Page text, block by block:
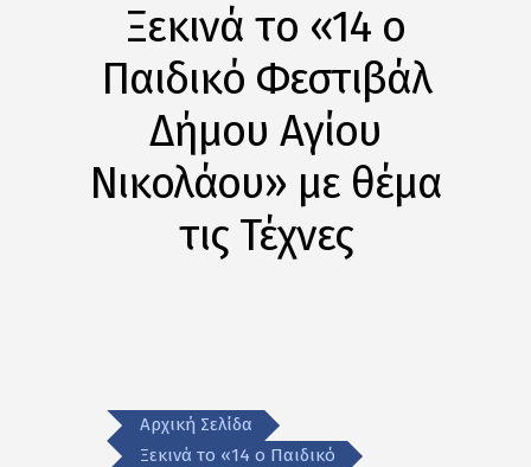
Ξεκινά τo «14 ο
Παιδικό Φεστιβάλ
Δήμου Αγίου
Νικολάου» με θέμα
τις Τέχνες
Αρχική Σελίδα
Ξεκινά τo «14 ο Παιδικό